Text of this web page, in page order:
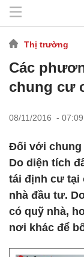
Thị trường
Các
chung cư
08/11/2016 - 07:09
Đối với chung
Do diện tích
tái định cư tại
nhà đầu tư.
có quỹ nhà,
nơi khác để